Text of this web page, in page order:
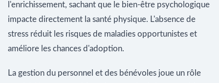
l'enrichissement, sachant que le bien-être psychologique
impacte directement la santé physique. L'absence de
stress réduit les risques de maladies opportunistes et
améliore les chances d'adoption.
La gestion du personnel et des bénévoles joue un rôle